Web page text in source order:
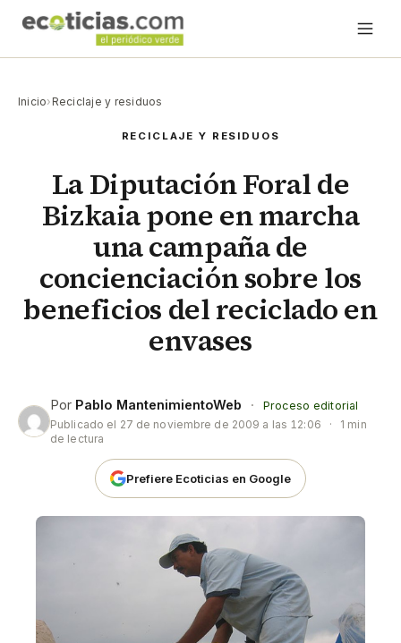
Inicio› Reciclaje y residuos
RECICLAJE Y RESIDUOS
La Diputación Foral de
Bizkaia pone en marcha
una campaña de
concienciación sobre los
beneficios del reciclado en
envases
Por Pablo MantenimientoWeb ·
Proceso editorial
Publicado el 27 de noviembre de 2009 a las 12:06 ·
1 min
de lectura
Prefiere Ecoticias en Google